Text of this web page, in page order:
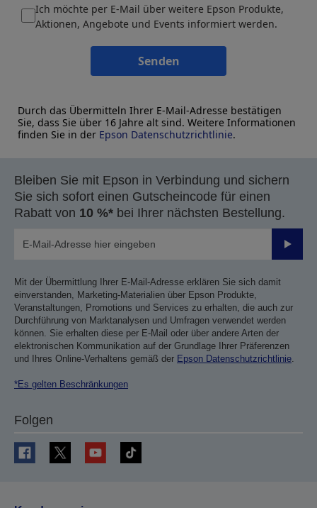
Ich möchte per E-Mail über weitere Epson Produkte,
Aktionen, Angebote und Events informiert werden.
Senden
Durch das Übermitteln Ihrer E-Mail-Adresse bestätigen
Sie, dass Sie über 16 Jahre alt sind. Weitere Informationen
finden Sie in der Epson Datenschutzrichtlinie.
Bleiben Sie mit Epson in Verbindung und sichern
Sie sich sofort einen Gutscheincode für einen
Rabatt von 10 %* bei Ihrer nächsten Bestellung.
Mit der Übermittlung Ihrer E-Mail-Adresse erklären Sie sich damit
einverstanden, Marketing-Materialien über Epson Produkte,
Veranstaltungen, Promotions und Services zu erhalten, die auch zur
Durchführung von Marktanalysen und Umfragen verwendet werden
können. Sie erhalten diese per E-Mail oder über andere Arten der
elektronischen Kommunikation auf der Grundlage Ihrer Präferenzen
und Ihres Online-Verhaltens gemäß der Epson Datenschutzrichtlinie.
*Es gelten Beschränkungen
Folgen